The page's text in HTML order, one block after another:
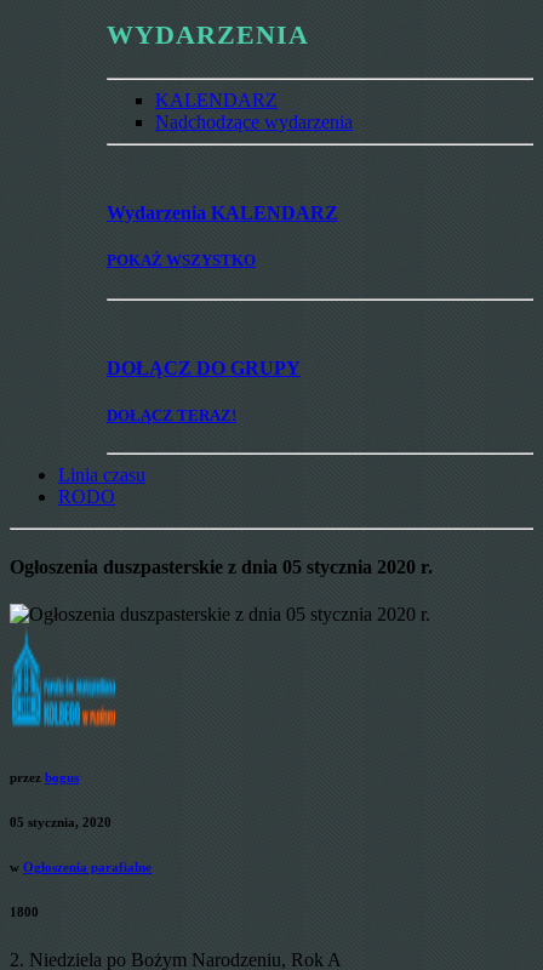
WYDARZENIA
KALENDARZ
Nadchodzące wydarzenia
Wydarzenia KALENDARZ
POKAŻ WSZYSTKO
DOŁĄCZ DO GRUPY
DOŁĄCZ TERAZ!
Linia czasu
RODO
Ogłoszenia duszpasterskie z dnia 05 stycznia 2020 r.
przez bogus
05 stycznia, 2020
w Ogłoszenia parafialne
1800
2. Niedziela po Bożym Narodzeniu, Rok A